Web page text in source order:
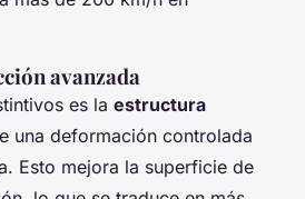
avanzada
es la estructura
una deformación controlada
Esto mejora la superficie de